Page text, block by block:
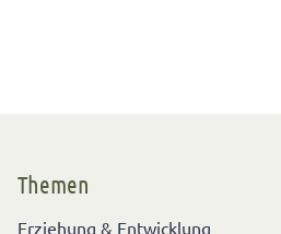
Themen
Erziehung & Entwicklung